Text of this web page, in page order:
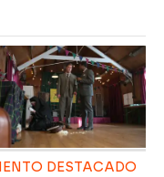
DESTACADO